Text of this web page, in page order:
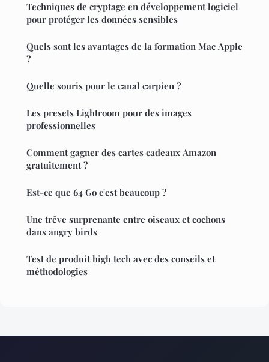
Techniques de cryptage en développement logiciel
pour protéger les données sensibles
Quels sont les avantages de la formation Mac Apple
?
Quelle souris pour le canal carpien ?
Les presets Lightroom pour des images
professionnelles
Comment gagner des cartes cadeaux Amazon
gratuitement ?
Est-ce que 64 Go c'est beaucoup ?
Une trêve surprenante entre oiseaux et cochons
dans angry birds
Test de produit high tech avec des conseils et
méthodologies